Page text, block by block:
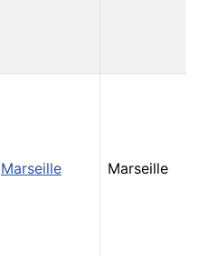
Marseille Marseille